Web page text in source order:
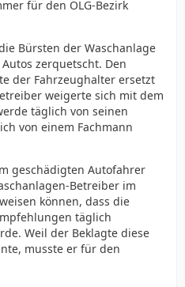
für den OLG-Bezirk
Bürsten der Waschanlage
zerquetscht. Den
der Fahrzeughalter ersetzt
weigerte sich mit dem
täglich von seinen
von einem Fachmann
geschädigten Autofahrer
Betreiber im
können, dass die
täglich
Weil der Beklagte diese
musste er für den